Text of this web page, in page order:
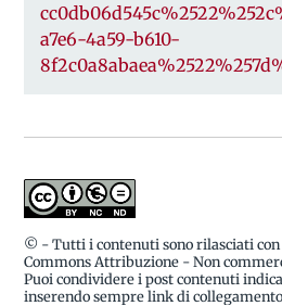
a7e6-4a59-b610-
© - Tutti i contenuti sono rilasciati con
Commons Attribuzione - Non
Puoi condividere i post contenuti
inserendo sempre link di